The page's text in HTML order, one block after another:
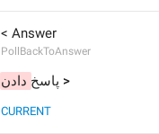
< Answer
PollBackToAnswer
< پاسخ دادن
CURRENT